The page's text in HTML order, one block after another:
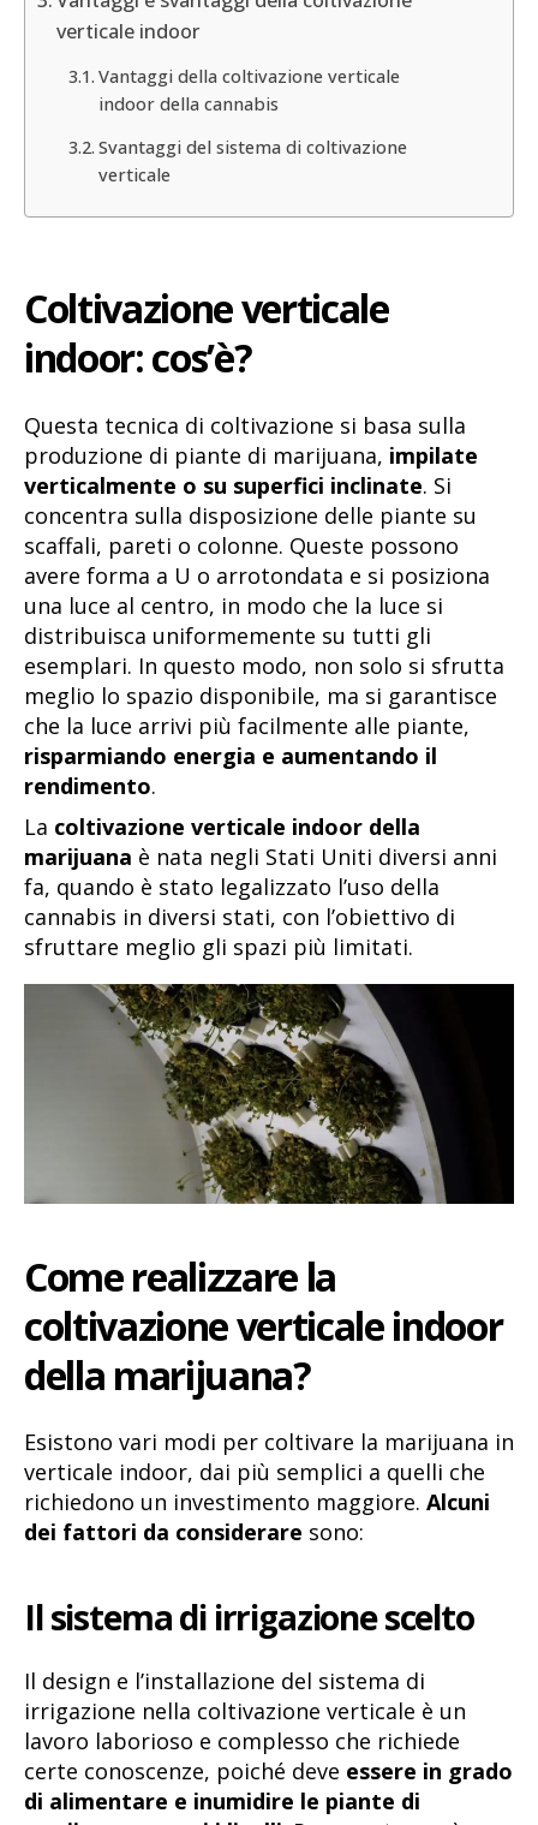
verticale indoor
Vantaggi della coltivazione verticale
indoor della cannabis
Svantaggi del sistema di coltivazione
verticale
Coltivazione verticale
indoor: cos’è?
Questa tecnica di coltivazione si basa sulla
produzione di piante di marijuana, impilate
verticalmente o su superfici inclinate. Si
concentra sulla disposizione delle piante su
scaffali, pareti o colonne. Queste possono
avere forma a U o arrotondata e si posiziona
una luce al centro, in modo che la luce si
distribuisca uniformemente su tutti gli
esemplari. In questo modo, non solo si sfrutta
meglio lo spazio disponibile, ma si garantisce
che la luce arrivi più facilmente alle piante,
risparmiando energia e aumentando il
rendimento.
La coltivazione verticale indoor della
marijuana è nata negli Stati Uniti diversi anni
fa, quando è stato legalizzato l’uso della
cannabis in diversi stati, con l’obiettivo di
sfruttare meglio gli spazi più limitati.
Come realizzare la
coltivazione verticale indoor
della marijuana?
Esistono vari modi per coltivare la marijuana in
verticale indoor, dai più semplici a quelli che
richiedono un investimento maggiore. Alcuni
dei fattori da considerare sono:
Il sistema di irrigazione scelto
Il design e l’installazione del sistema di
irrigazione nella coltivazione verticale è un
lavoro laborioso e complesso che richiede
certe conoscenze, poiché deve essere in grado
di alimentare e inumidire le piante di